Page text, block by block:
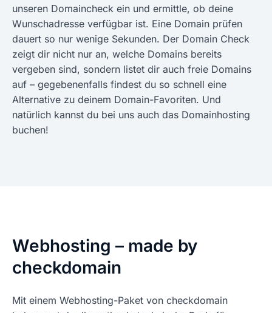
unseren Domaincheck ein und ermittle, ob deine
Wunschadresse verfügbar ist. Eine Domain prüfen
dauert so nur wenige Sekunden. Der Domain Check
zeigt dir nicht nur an, welche Domains bereits
vergeben sind, sondern listet dir auch freie Domains
auf – gegebenenfalls findest du so schnell eine
Alternative zu deinem Domain-Favoriten. Und
natürlich kannst du bei uns auch das Domainhosting
buchen!
Webhosting – made by
checkdomain
Mit einem Webhosting-Paket von checkdomain